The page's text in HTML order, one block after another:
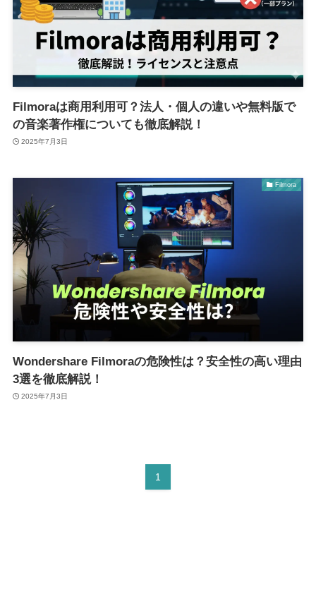
Filmoraは商用利用可？法人・個人の違いや無料版で
の音楽著作権についても徹底解説！
2025年7月3日
Filmora
Wondershare Filmoraの危険性は？安全性の高い理由
3選を徹底解説！
2025年7月3日
1